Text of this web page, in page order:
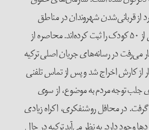
صدها مورد از قربانی‌شدن شهروندان در مناطق
پرجمعیت کردنشین ازجمله بیش از ۵۰‌ کودک را ثبت کرده‌اند. محاصره از
می‌رفت در رسانه‌های جریان اصلی ترکیه
از کارش اخراج شد و پس از تماس تلفنی
جلب توجه مردم به موضوع، از سوی
گرفت. در محافل روشنفکری، اکراه زیادی